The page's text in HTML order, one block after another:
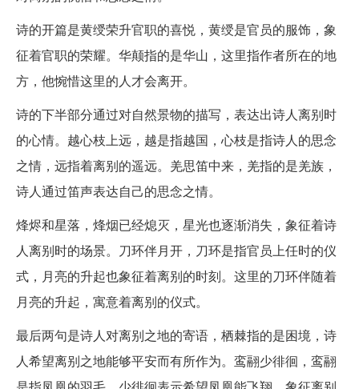
诗的开篇是黄绶荣升官职的喜悦，黄绶是官员的服饰，象
征着官职的荣耀。华颠指的是华山，这里指作者所在的地
方，他惋惜这里的人才会离开。
诗的下半部分通过对自然景物的描写，表达出诗人离别时
的心情。越心枝上远，越是指越国，心枝是指诗人的思念
之情，远指着离别的遥远。羌思笛中来，羌指的是羌族，
诗人通过笛声表达自己的思念之情。
烽烬和星落，烽烟已经熄灭，星光也逐渐消失，象征着诗
人离别时的场景。刀环伴月开，刀环是指官员上任时的仪
式，月亮的升起也象征着离别的时刻。这里的刀环伴随着
月亮的升起，寓意着离别的仪式。
最后两句是诗人对离别之地的寄语，栖棘指的是困境，诗
人希望离别之地能够平安而有所作为。鸾翮少徘徊，鸾翮